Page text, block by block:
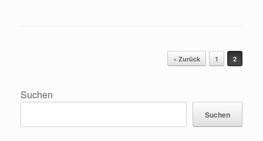
« Zurück 1 2
Suchen
Suchen